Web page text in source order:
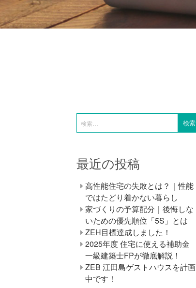
最近の投稿
高性能住宅の失敗とは？｜性能
ではたどり着かない暮らし
家づくりの予算配分｜後悔しな
いための優先順位「5S」とは
ZEH目標達成しました！
2025年度 住宅に使える補助金
一級建築士FPが徹底解説！
ZEB 江田島ゲストハウスを計画
中です！